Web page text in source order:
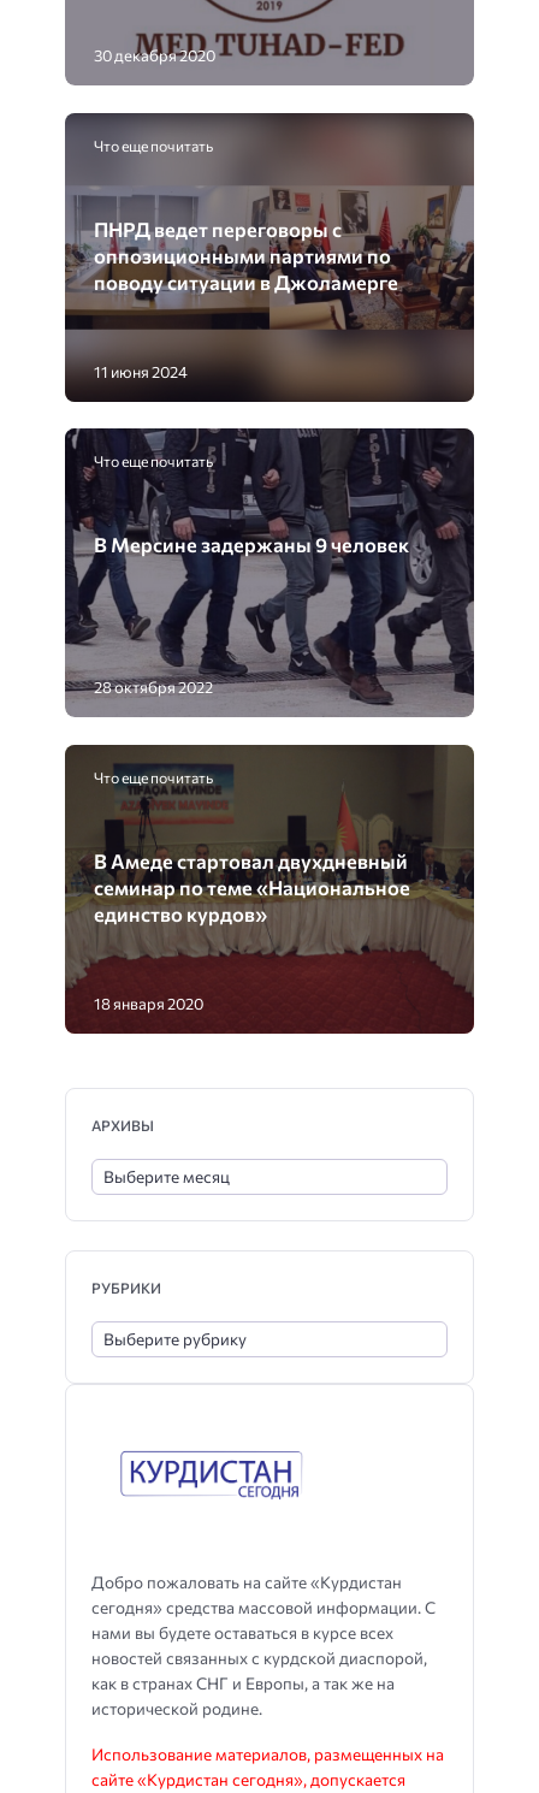
30 декабря 2020
Что еще почитать
ПНРД ведет переговоры с
оппозиционными партиями по
поводу ситуации в Джоламерге
11 июня 2024
Что еще почитать
В Мерсине задержаны 9 человек
28 октября 2022
Что еще почитать
В Амеде стартовал двухдневный
семинар по теме «Национальное
единство курдов»
18 января 2020
Добро пожаловать на сайте «Курдистан
сегодня» средства массовой информации. С
нами вы будете оставаться в курсе всех
новостей связанных с курдской диаспорой,
как в странах СНГ и Европы, а так же на
исторической родине.
Использование материалов, размещенных на
сайте «Курдистан сегодня», допускается
АРХИВЫ
РУБРИКИ